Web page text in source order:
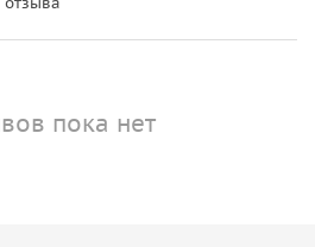
пока нет